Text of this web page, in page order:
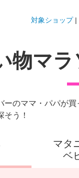
対象ショップ|
物マ
ーのママ・パパが
う！
マタ
ベ